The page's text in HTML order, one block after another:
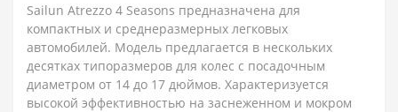
Sailun Atrezzo 4 Seasons предназначена для
компактных и среднеразмерных легковых
автомобилей. Модель предлагается в нескольких
десятках типоразмеров для колес с посадочным
диаметром от 14 до 17 дюймов. Характеризуется
высокой эффективностью на заснеженном и мокром